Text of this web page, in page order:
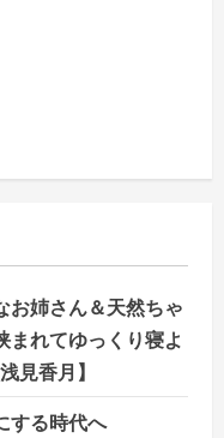
お姉さん＆天然ちゃ
まれてゆっくり寝よ
見香月】
する時代へ